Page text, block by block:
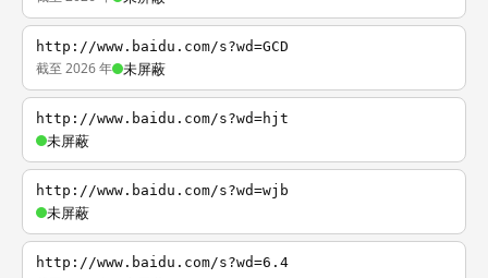
http://www.baidu.com/s?wd=GCD
截至 2026 年 未屏蔽
http://www.baidu.com/s?wd=hjt
未屏蔽
http://www.baidu.com/s?wd=wjb
未屏蔽
http://www.baidu.com/s?wd=6.4